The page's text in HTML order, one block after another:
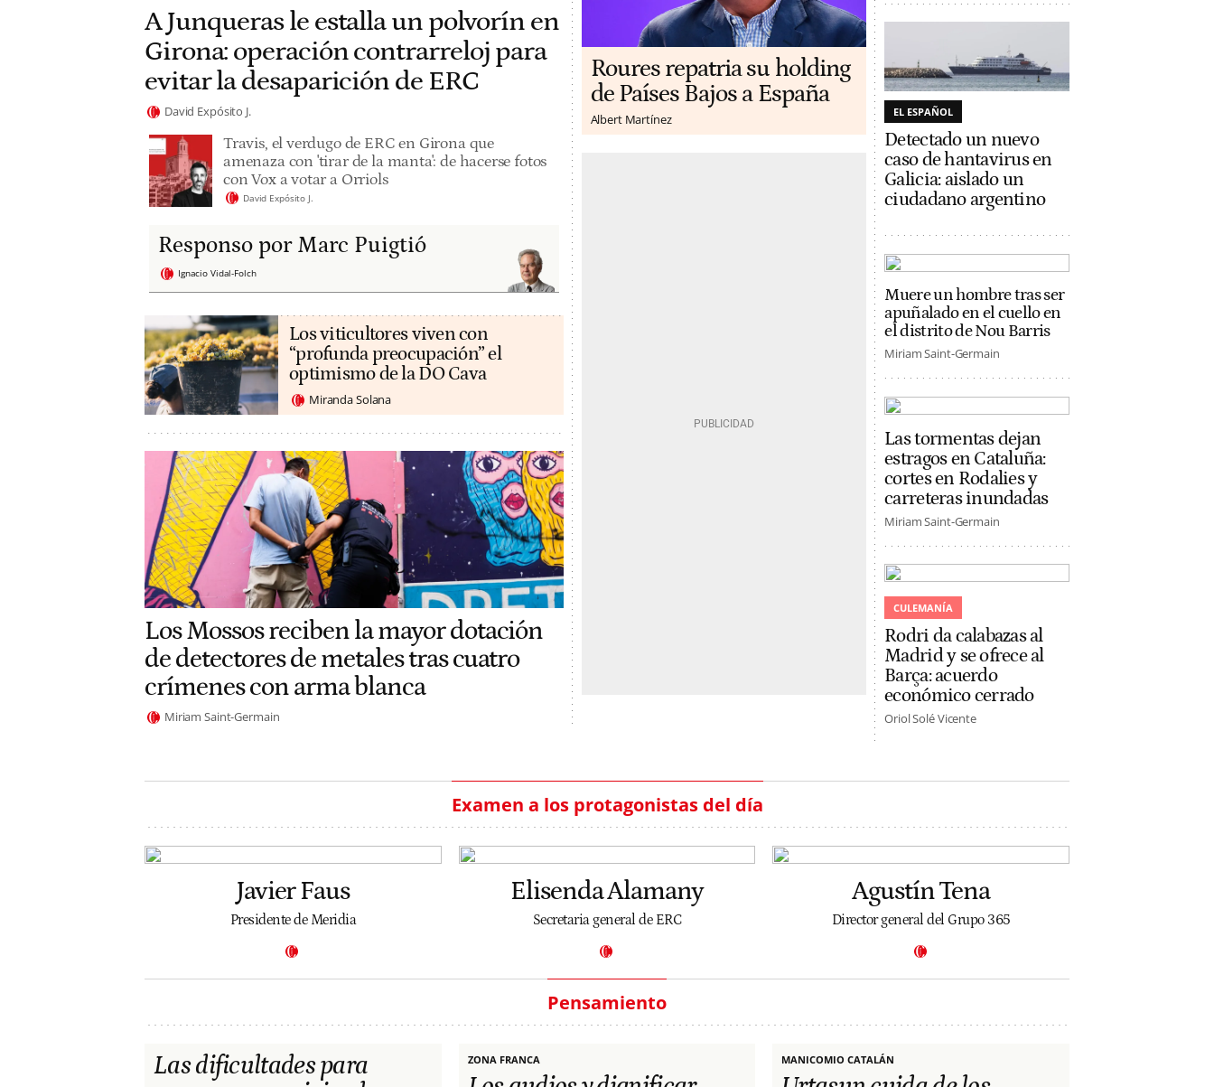
A Junqueras le estalla un polvorín en
Girona: operación contrarreloj para
evitar la desaparición de ERC
David Expósito J.
Travis, el verdugo de ERC en Girona que
amenaza con 'tirar de la manta': de hacerse fotos
con Vox a votar a Orriols
David Expósito J.
Responso por Marc Puigtió
Ignacio Vidal-Folch
Los viticultores viven con
“profunda preocupación” el
optimismo de la DO Cava
Miranda Solana
Los Mossos reciben la mayor dotación
de detectores de metales tras cuatro
crímenes con arma blanca
Miriam Saint-Germain
Roures repatria su holding
de Países Bajos a España
Albert Martínez EL ESPAÑOL
Detectado un nuevo
caso de hantavirus en
Galicia: aislado un
ciudadano argentino
Muere un hombre tras ser
apuñalado en el cuello en
el distrito de Nou Barris
Miriam Saint-Germain
Las tormentas dejan
estragos en Cataluña:
cortes en Rodalies y
carreteras inundadas
Miriam Saint-Germain
CULEMANÍA
Rodri da calabazas al
Madrid y se ofrece al
Barça: acuerdo
económico cerrado
Oriol Solé Vicente
Examen a los protagonistas del día
Javier Faus
Presidente de Meridia
Elisenda Alamany
Secretaria general de ERC
Agustín Tena
Director general del Grupo 365
Pensamiento
Las dificultades para
ZONA FRANCA MANICOMIO CATALÁN